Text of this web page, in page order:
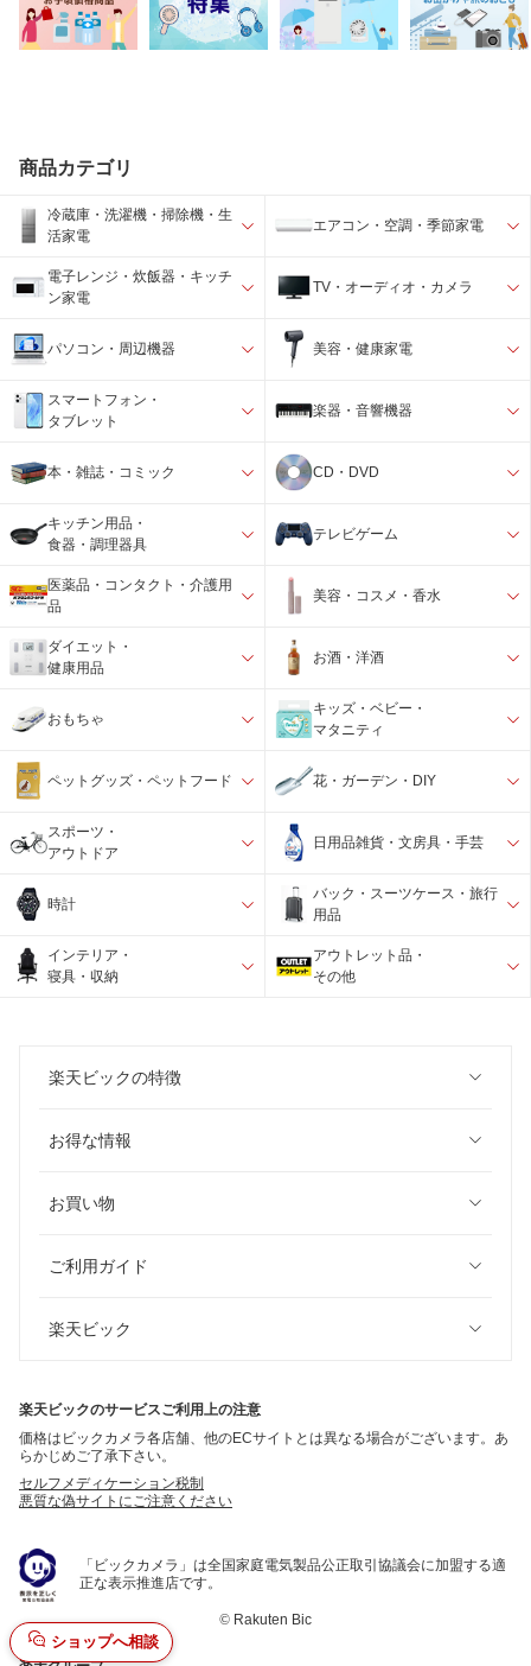
ショップへ相談
商品カテゴリ
冷蔵庫・洗濯機・掃除機・生
活家電
エアコン・空調・季節家電
電子レンジ・炊飯器・キッチ
ン家電
TV・オーディオ・カメラ
パソコン・周辺機器 美容・健康家電
スマートフォン・
タブレット
楽器・音響機器
本・雑誌・コミック CD・DVD
キッチン用品・
食器・調理器具
テレビゲーム
医薬品・コンタクト・介護用
品
美容・コスメ・香水
ダイエット・
健康用品
お酒・洋酒
おもちゃ
キッズ・ベビー・
マタニティ
ペットグッズ・ペットフード 花・ガーデン・DIY
スポーツ・
アウトドア
日用品雑貨・文房具・手芸
時計
バック・スーツケース・旅行
用品
インテリア・
寝具・収納
アウトレット品・
その他
楽天ビックの特徴
お得な情報
お買い物
ご利用ガイド
楽天ビック
楽天ビックのサービスご利用上の注意
価格はビックカメラ各店舗、他のECサイトとは異なる場合がございます。あ
らかじめご了承下さい。
セルフメディケーション税制
悪質な偽サイトにご注意ください
「ビックカメラ」は全国家庭電気製品公正取引協議会に加盟する適
正な表示推進店です。
© Rakuten Bic